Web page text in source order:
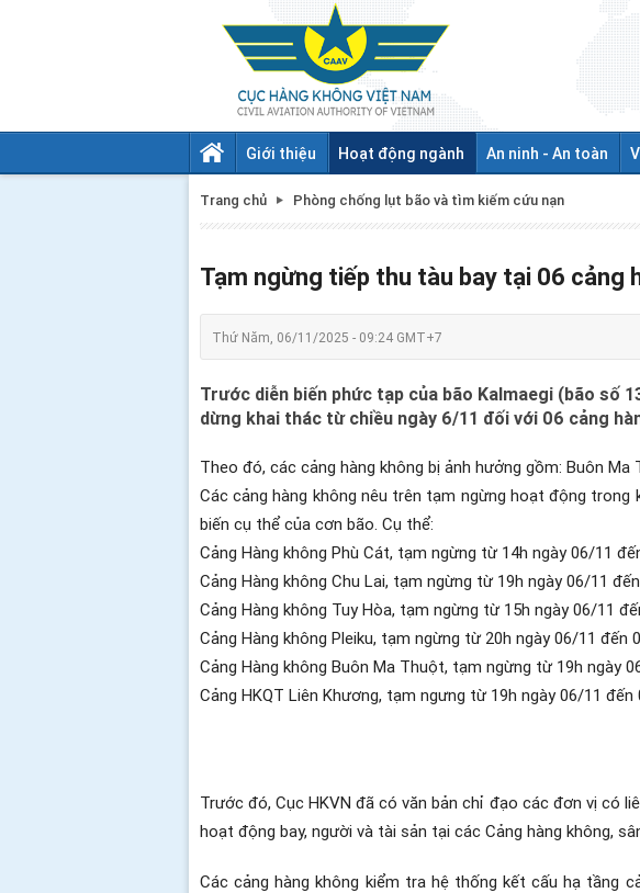
Giới thiệu Hoạt động ngành An ninh - An toàn
Trang chủ Phòng chống lụt bão và tìm kiếm cứu nạn
Tạm ngừng tiếp thu tàu bay tại 06 cảng
Thứ Năm, 06/11/2025 - 09:24 GMT+7
Trước diễn biến phức tạp của bão Kalmaegi (bão số
dừng khai thác từ chiều ngày 6/11 đối với 06 cảng
Theo đó, các cảng hàng không bị ảnh hưởng gồm: Buôn Ma
Các cảng hàng không nêu trên tạm ngừng hoạt động
biến cụ thể của cơn bão. Cụ thể:
Cảng Hàng không Phù Cát, tạm ngừng từ 14h ngày 06/11
Cảng Hàng không Chu Lai, tạm ngừng từ 19h ngày 06/11
Cảng Hàng không Tuy Hòa, tạm ngừng từ 15h ngày 06/11
Cảng Hàng không Pleiku, tạm ngừng từ 20h ngày 06/11 đến
Cảng Hàng không Buôn Ma Thuột, tạm ngừng từ 19h ngày
Cảng HKQT Liên Khương, tạm ngưng từ 19h ngày 06/11 đến
Trước đó, Cục HKVN đã có văn bản chỉ đạo các đơn vị có
hoạt động bay, người và tài sản tại các Cảng hàng không,
Các cảng hàng không kiểm tra hệ thống kết cấu hạ tầng